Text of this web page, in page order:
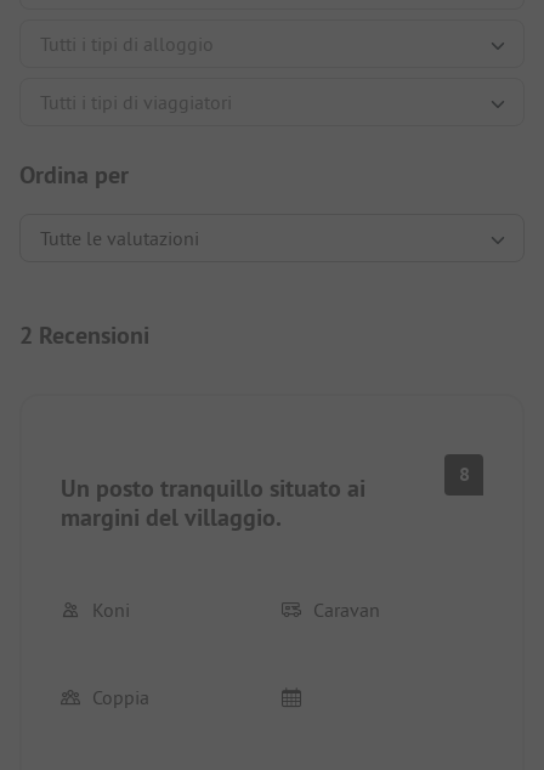
Ordina per
2 Recensioni
Un posto tranquillo situato ai
margini del villaggio.
8
Koni Caravan
Coppia